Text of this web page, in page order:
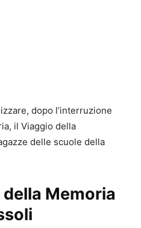
dopo l’interruzione
il Viaggio della
delle scuole della
Memoria